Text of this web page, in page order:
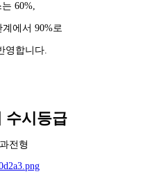
60%,
에서 90%로
영합니다.
수시등급
전형